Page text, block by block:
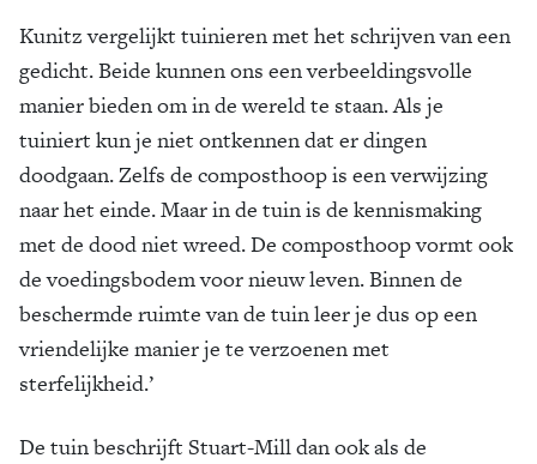
Kunitz vergelijkt tuinieren met het schrijven van een
gedicht. Beide kunnen ons een verbeeldingsvolle
manier bieden om in de wereld te staan. Als je
tuiniert kun je niet ontkennen dat er dingen
doodgaan. Zelfs de composthoop is een verwijzing
naar het einde. Maar in de tuin is de kennismaking
met de dood niet wreed. De composthoop vormt ook
de voedingsbodem voor nieuw leven. Binnen de
beschermde ruimte van de tuin leer je dus op een
vriendelijke manier je te verzoenen met
sterfelijkheid.’
De tuin beschrijft Stuart-Mill dan ook als de